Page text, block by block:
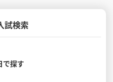
スを探す
試検索
で探す